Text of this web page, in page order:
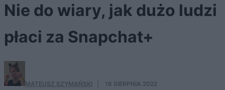
Nie do wiary, jak dużo ludzi
płaci za Snapchat+
MATEUSZ SZYMAŃSKI 16 SIERPNIA 2022